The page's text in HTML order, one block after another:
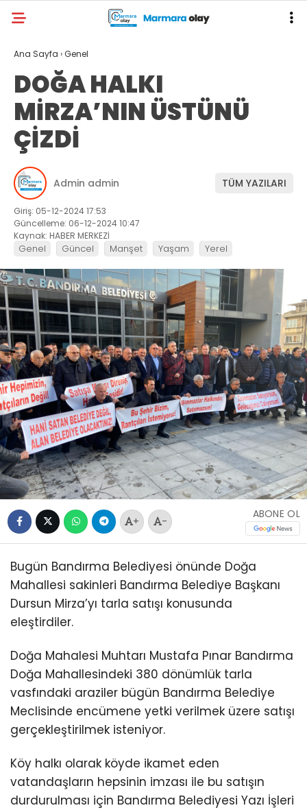
Ana Sayfa ›Genel
DOĞA HALKI
MİRZA’NIN ÜSTÜNÜ
ÇİZDİ
Admin admin TÜM YAZILARI
Giriş: 05-12-2024 17:53
Güncelleme: 06-12-2024 10:47
Kaynak: HABER MERKEZİ
Genel Güncel Manşet Yaşam Yerel
+ -
ABONE OL
Bugün Bandırma Belediyesi önünde Doğa
Mahallesi sakinleri Bandırma Belediye Başkanı
Dursun Mirza’yı tarla satışı konusunda
eleştirdiler.
Doğa Mahalesi Muhtarı Mustafa Pınar Bandırma
Doğa Mahallesindeki 380 dönümlük tarla
vasfındaki araziler bügün Bandırma Belediye
Meclisinde encümene yetki verilmek üzere satışı
gerçekleştirilmek isteniyor.
Köy halkı olarak köyde ikamet eden
vatandaşların hepsinin imzası ile bu satışın
durdurulması için Bandırma Belediyesi Yazı İşleri